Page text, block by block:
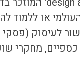
או ללמוד
לעיסוק (פסקי
כספיים, מחקרי